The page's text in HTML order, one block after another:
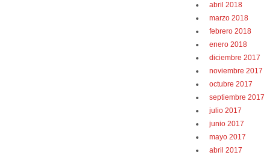
abril 2018
marzo 2018
febrero 2018
enero 2018
diciembre 2017
noviembre 2017
octubre 2017
septiembre 2017
julio 2017
junio 2017
mayo 2017
abril 2017